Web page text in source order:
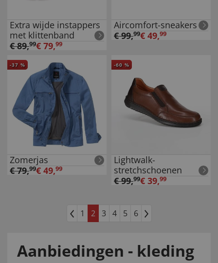
Extra wijde instappers
met klittenband
€89,99€ 79,99
Aircomfort-sneakers
€99,99€ 49,99
-37 %
Zomerjas
€79,99€ 49,99
-60 %
Lightwalk-
stretchschoenen
€99,99€ 39,99
1 2 3 4 5 6
Aanbiedingen - kleding